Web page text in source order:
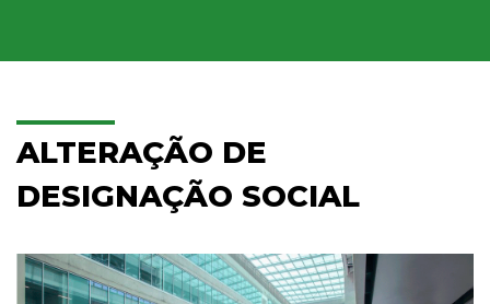
ALTERAÇÃO DE
DESIGNAÇÃO SOCIAL